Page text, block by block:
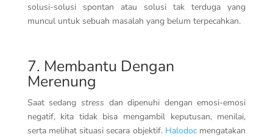
solusi-solusi spontan atau solusi tak terduga yang
muncul untuk sebuah masalah yang belum terpecahkan.
7. Membantu Dengan
Merenung
Saat sedang stress dan dipenuhi dengan emosi-emosi
negatif, kita tidak bisa mengambil keputusan, menilai,
serta melihat situasi secara objektif. Halodoc mengatakan